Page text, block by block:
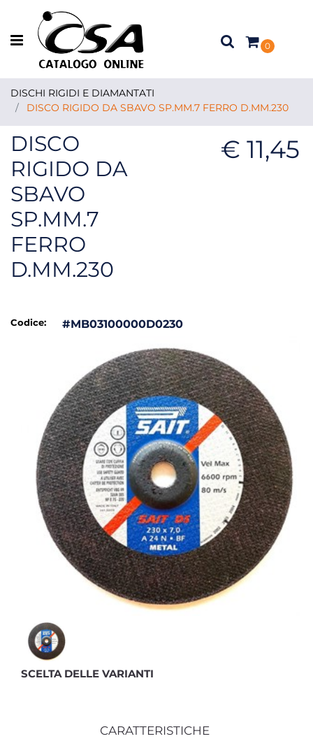
Open menu
0
DISCHI RIGIDI E DIAMANTATI
DISCO RIGIDO DA SBAVO SP.MM.7 FERRO D.MM.230
DISCO
RIGIDO DA
SBAVO
SP.MM.7
FERRO
D.MM.230
€ 11,45
Codice: #MB03100000D0230
SCELTA DELLE VARIANTI
CARATTERISTICHE